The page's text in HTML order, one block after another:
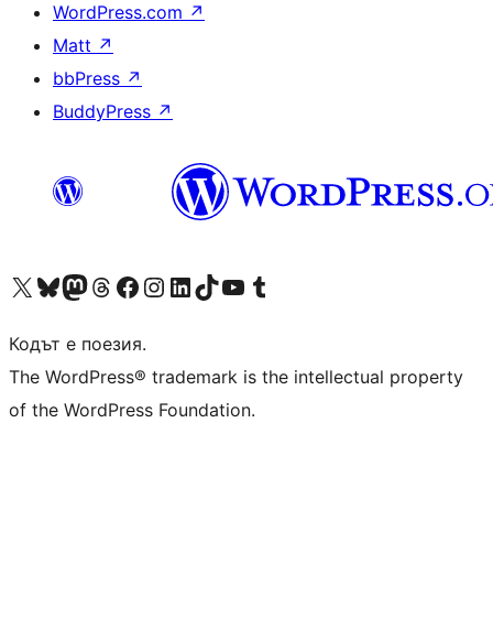
WordPress.com ↗
Matt ↗
bbPress ↗
BuddyPress ↗
Visit our X (formerly Twitter) account
Visit our Bluesky account
Visit our Mastodon account
Visit our Threads account
Посетете нашата страница във Facebook
Посетете нашия профил в Instagram
Посетете нашия профил в LinkedIn
Visit our TikTok account
Visit our YouTube channel
Visit our Tumblr account
Кодът е поезия.
The WordPress® trademark is the intellectual property
of the WordPress Foundation.